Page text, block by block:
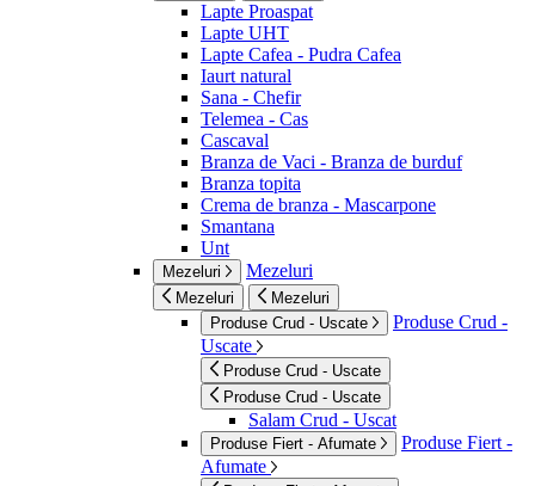
Lapte Proaspat
Lapte UHT
Lapte Cafea - Pudra Cafea
Iaurt natural
Sana - Chefir
Telemea - Cas
Cascaval
Branza de Vaci - Branza de burduf
Branza topita
Crema de branza - Mascarpone
Smantana
Unt
Mezeluri Mezeluri
Mezeluri
Mezeluri
Produse Crud - Uscate
Produse Crud -
Uscate
Produse Crud - Uscate
Produse Crud - Uscate
Salam Crud - Uscat
Produse Fiert - Afumate
Produse Fiert -
Afumate